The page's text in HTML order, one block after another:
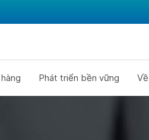
Phát triển bền vững